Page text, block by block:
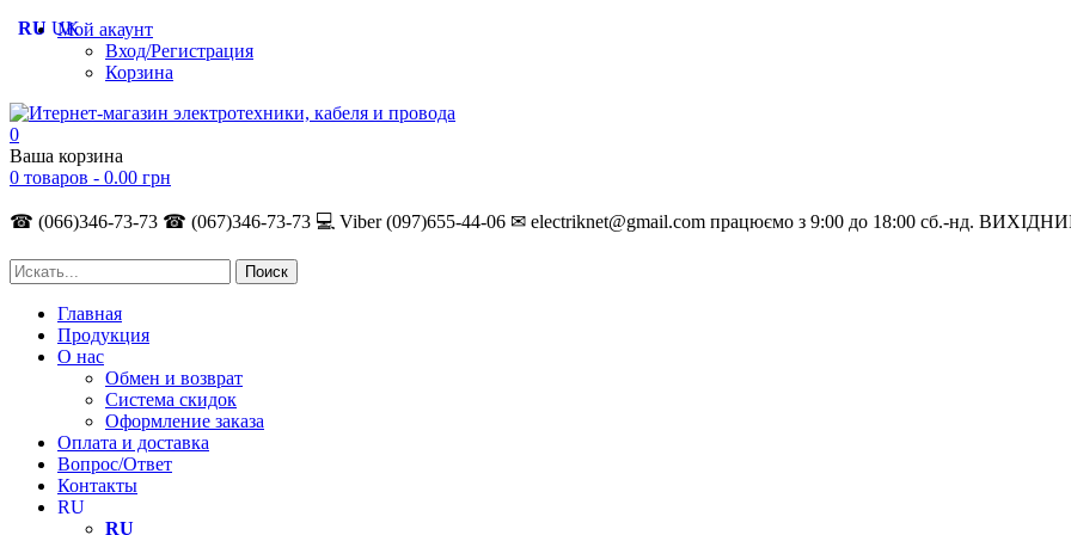
Мой акаунт
Вход/Регистрация
Корзина
0
Ваша корзина
0 товаров - 0.00 грн
☎ (066)346-73-73 ☎ (067)346-73-73 💻 Viber (097)655-44-06 ✉ electriknet@gmail.com працюємо з 9:00 до 18:00 сб.-нд.
Главная
Продукция
О нас
Обмен и возврат
Система скидок
Оформление заказа
Оплата и доставка
Вопрос/Ответ
Контакты
RU
RU
RU UK